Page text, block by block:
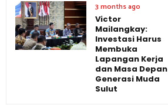
3 months ago
Victor
Mailangkay:
Investasi Harus
Membuka
Lapangan Kerja
dan Masa Depan
Generasi Muda
Sulut